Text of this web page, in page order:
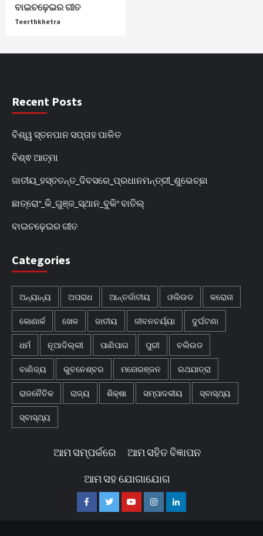
ବାଇଚଢ଼େଇର ଗୀତ
Teerthkhetra
Recent Posts
ବିଶ୍ୱ ସ୍ତନପାନ ସପ୍ତାହ ପାଳିତ
ବିଶ୍ଵ ଆତ୍ମା
ଜାତୀୟ_ହସ୍ତତନ୍ତ_ଦିବସରେ_ପ୍ରଧାନମନ୍ତ୍ରୀ_ଶୁଭେଚ୍ଛା
ଛାତ୍ରୋଂ_କି_ଗୁଞ୍ଜ_ସ୍ଥାନ_ବୁକିଂ ବାତିଲ୍
ବାଇଚଢ଼େଇର ଗୀତ
Categories
ଅନ୍ୟାନ୍ୟ ଅପରାଧ ଆନ୍ତର୍ଜାତୀୟ ଓଲିଉଡ କରୋନା
କୋଣାର୍କ ଖେଳ ଜାତୀୟ ଜୀବନଚର୍ଯ୍ୟା ଦୁର୍ଘଟଣା
ଧର୍ମ ନୂଆଦିଲ୍ଲୀ ପାଣିପାଗ ପୁରୀ ବଲିଉଡ
ବାଣିଜ୍ୟ ଭୁବନେଶ୍ବର ମନୋରଞ୍ଜନ ରଥଯାତ୍ରା
ରାଜନୈତିକ ରାଜ୍ୟ ଶିକ୍ଷା ସମ୍ପାଦକୀୟ ସ୍ବାସ୍ଥ୍ୟ
ସ୍ବାସ୍ଥ୍ୟ
ଆମ ସମ୍ପର୍କରେ ଆମ ସହିତ ବିଜ୍ଞାପନ
ଆମ ସହ ଯୋଗାଯୋଗ
FacebookTwitterYoutubeInstagramLinkedin